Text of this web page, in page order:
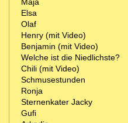
Elsa
Olaf
Henry (mit Video)
Benjamin (mit Video)
Welche ist die Niedlichste?
Chili (mit Video)
Schmusestunden
Ronja
Sternenkater Jacky
Gufi